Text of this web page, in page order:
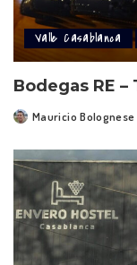
Valle Casablanca
Bodegas RE
PostedMauricio Bolognese